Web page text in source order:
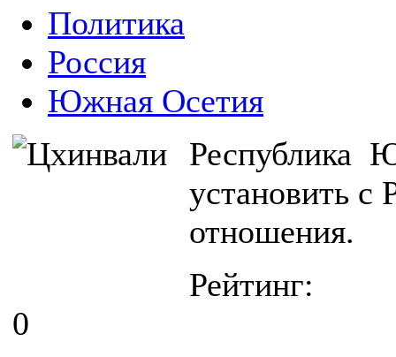
Политика
Россия
Южная Осетия
Республика
установить с
отношения.
Рейтинг:
0